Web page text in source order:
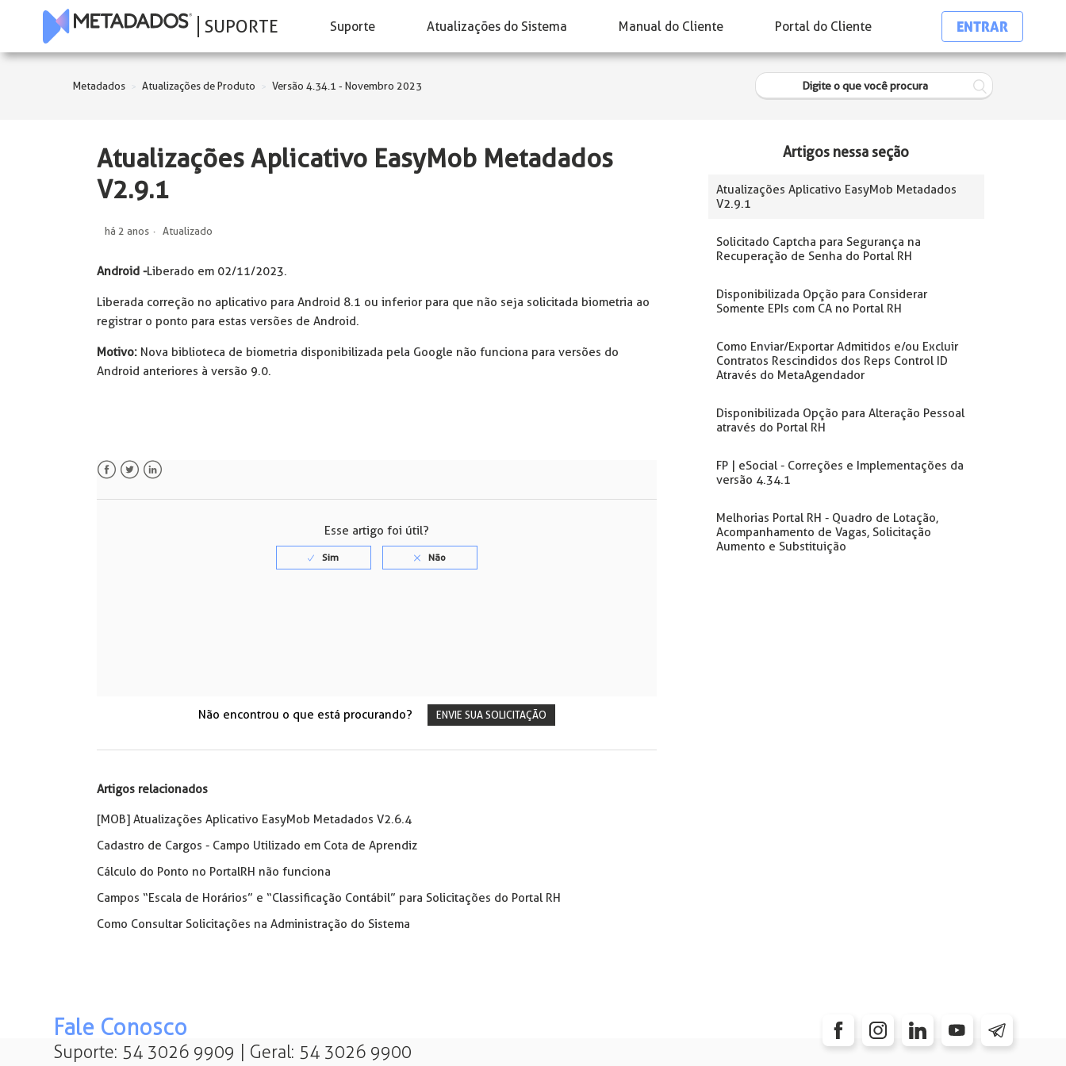
SUPORTE Suporte Atualizações do Sistema Manual do Cliente Portal do Cliente ENTRAR
Metadados Atualizações de Produto Versão 4.34.1 - Novembro 2023
Atualizações Aplicativo EasyMob Metadados
V2.9.1
há 2 anos Atualizado
Android -Liberado em 02/11/2023.
Liberada correção no aplicativo para Android 8.1 ou inferior para que não seja solicitada biometria ao
registrar o ponto para estas versões de Android.
Motivo: Nova biblioteca de biometria disponibilizada pela Google não funciona para versões do
Android anteriores à versão 9.0.
Esse artigo foi útil?
Não encontrou o que está procurando? ENVIE SUA SOLICITAÇÃO
Artigos relacionados
[MOB] Atualizações Aplicativo EasyMob Metadados V2.6.4
Cadastro de Cargos - Campo Utilizado em Cota de Aprendiz
Cálculo do Ponto no PortalRH não funciona
Campos “Escala de Horários” e “Classificação Contábil” para Solicitações do Portal RH
Como Consultar Solicitações na Administração do Sistema
Artigos nessa seção
Atualizações Aplicativo EasyMob Metadados
V2.9.1
Solicitado Captcha para Segurança na
Recuperação de Senha do Portal RH
Disponibilizada Opção para Considerar
Somente EPIs com CA no Portal RH
Como Enviar/Exportar Admitidos e/ou Excluir
Contratos Rescindidos dos Reps Control ID
Através do MetaAgendador
Disponibilizada Opção para Alteração Pessoal
através do Portal RH
FP | eSocial - Correções e Implementações da
versão 4.34.1
Melhorias Portal RH - Quadro de Lotação,
Acompanhamento de Vagas, Solicitação
Aumento e Substituição
Fale Conosco
Suporte: 54 3026 9909 | Geral: 54 3026 9900